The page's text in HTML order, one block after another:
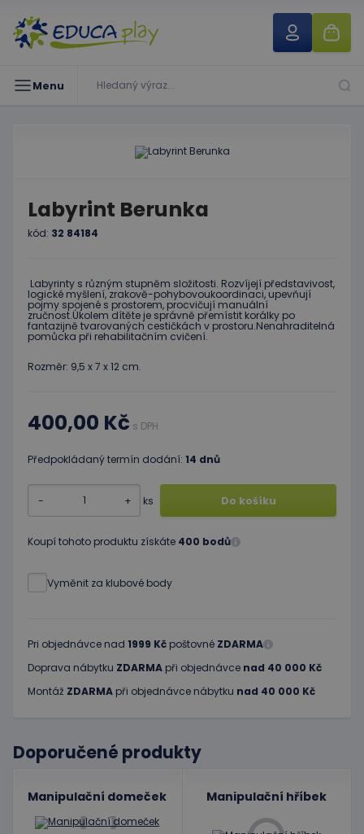
Menu
Labyrint Berunka
kód: 32 84184
Labyrinty s různým stupněm složitosti. Rozvíjejí představivost,
logické myšlení, zrakově-pohybovoukoordinaci, upevňují
pojmy spojené s prostorem, procvičují manuální
zručnost.Úkolem dítěte je správně přemístit korálky po
fantazijně tvarovaných cestičkách v prostoru.Nenahraditelná
pomůcka při rehabilitačním cvičení.
Rozměr: 9,5 x 7 x 12 cm.
400,00 Kč s DPH
Předpokládaný termín dodání: 14 dnů
- + ks Do košíku
Koupí tohoto produktu získáte 400 bodů
Vyměnit za klubové body
Pri objednávce nad 1999 Kč poštovné ZDARMA
Doprava nábytku ZDARMA při objednávce nad 40 000 Kč
Montáž ZDARMA při objednávce nábytku nad 40 000 Kč
Doporučené produkty
Manipulační domeček Manipulační hříbek